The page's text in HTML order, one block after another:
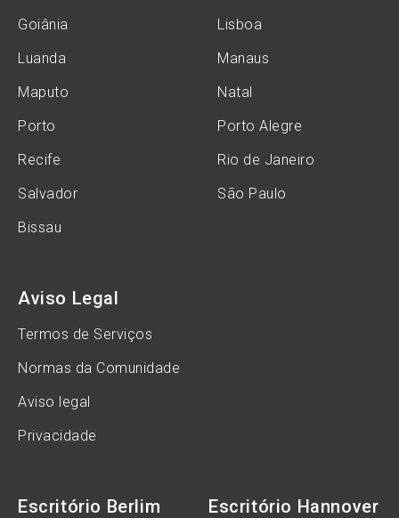
Goiânia
Lisboa
Luanda
Manaus
Maputo
Natal
Porto
Porto Alegre
Recife
Rio de Janeiro
Salvador
São Paulo
Bissau
Aviso Legal
Termos de Serviços
Normas da Comunidade
Aviso legal
Privacidade
Escritório Berlim Escritório Hannover